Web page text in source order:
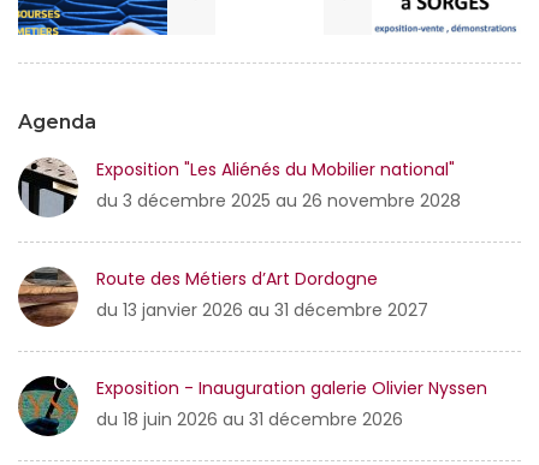
Agenda
Exposition "Les Aliénés du Mobilier national"
du 3 décembre 2025 au 26 novembre 2028
Route des Métiers d’Art Dordogne
du 13 janvier 2026 au 31 décembre 2027
Exposition - Inauguration galerie Olivier Nyssen
du 18 juin 2026 au 31 décembre 2026